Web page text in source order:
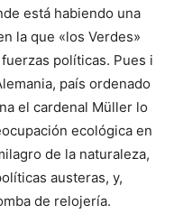
está habiendo una
la que «los Verdes»
políticas. Pues i
país ordenado
el cardenal Müller lo
ecológica en
de la naturaleza,
austeras, y,
de relojería.